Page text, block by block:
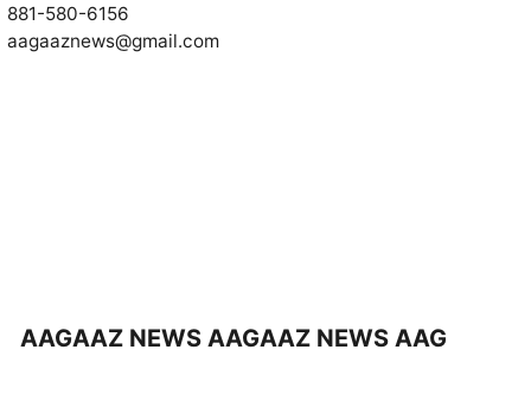
881-580-6156
aagaaznews@gmail.com
NEWS AAGAAZ NEWS AAGAAZ